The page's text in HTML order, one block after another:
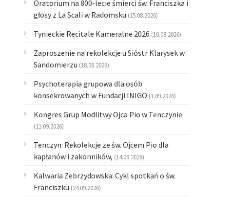
Oratorium na 800-lecie śmierci św. Franciszka i
głosy z La Scali w Radomsku (15.08.2026)
Tynieckie Recitale Kameralne 2026 (16.08.2026)
Zaproszenie na rekolekcje u Sióstr Klarysek w
Sandomierzu (18.08.2026)
Psychoterapia grupowa dla osób
konsekrowanych w Fundacji INIGO (1.09.2026)
Kongres Grup Modlitwy Ojca Pio w Tenczynie
(11.09.2026)
Tenczyn: Rekolekcje ze św. Ojcem Pio dla
kapłanów i zakonników, (14.09.2026)
Kalwaria Zebrzydowska: Cykl spotkań o św.
Franciszku (24.09.2026)